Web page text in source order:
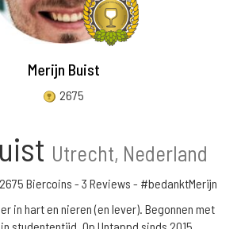
Merijn Buist
2675
Utrecht, Nederland
2675 Biercoins - 3 Reviews - #bedanktMerijn
in hart en nieren (en lever). Begonnen met